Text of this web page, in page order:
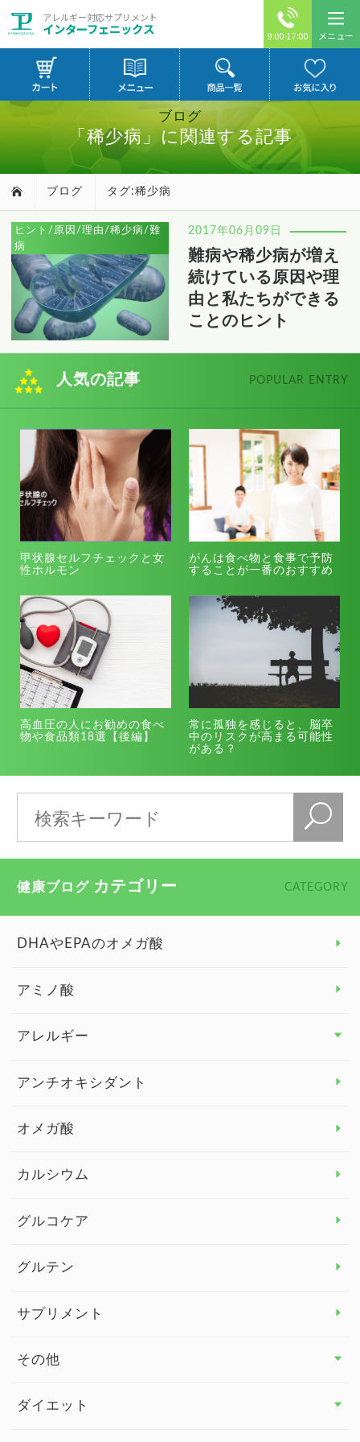
アレルギー対応サプリメント
インターフェニックス 9:00-17:00 メニュー
ブログ
「稀少病」に関連する記事
ブログ タグ:稀少病
ヒント/原因/理由/稀少病/難
病
2017年06月09日
難病や稀少病が増え
続けている原因や理
由と私たちができる
ことのヒント
人気の記事 POPULAR ENTRY
甲状腺セルフチェックと女
性ホルモン
がんは食べ物と食事で予防
することが一番のおすすめ
高血圧の人にお勧めの食べ
物や食品類18選【後編】
常に孤独を感じると、脳卒
中のリスクが高まる可能性
がある？
健康ブログ カテゴリー CATEGORY
DHAやEPAのオメガ酸
アミノ酸
アレルギー
アレルギー トップ
アンチオキシダント
オメガ酸
カルシウム
グルコケア
グルテン
サプリメント
その他
その他 トップ
ダイエット